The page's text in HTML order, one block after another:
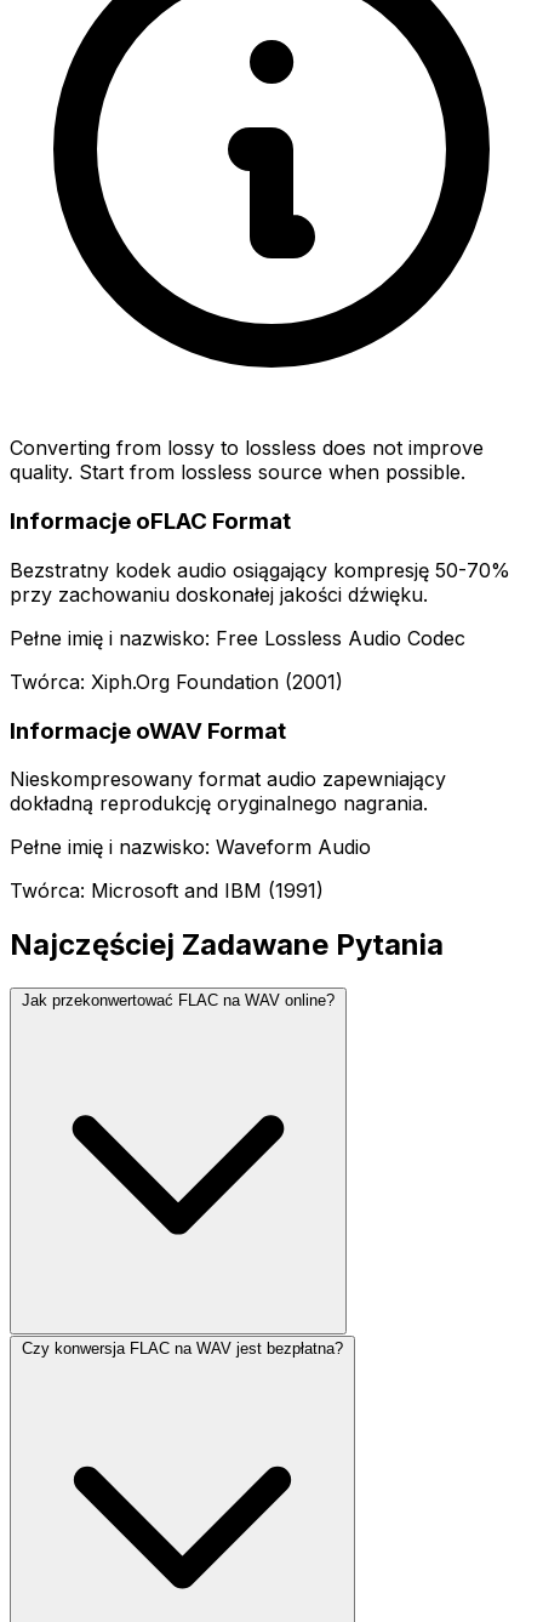
Converting from lossy to lossless does not improve
quality. Start from lossless source when possible.
Informacje oFLAC Format
Bezstratny kodek audio osiągający kompresję 50-70%
przy zachowaniu doskonałej jakości dźwięku.
Pełne imię i nazwisko: Free Lossless Audio Codec
Twórca: Xiph.Org Foundation (2001)
Informacje oWAV Format
Nieskompresowany format audio zapewniający
dokładną reprodukcję oryginalnego nagrania.
Pełne imię i nazwisko: Waveform Audio
Twórca: Microsoft and IBM (1991)
Najczęściej Zadawane Pytania
Jak przekonwertować FLAC na WAV online?
Czy konwersja FLAC na WAV jest bezpłatna?